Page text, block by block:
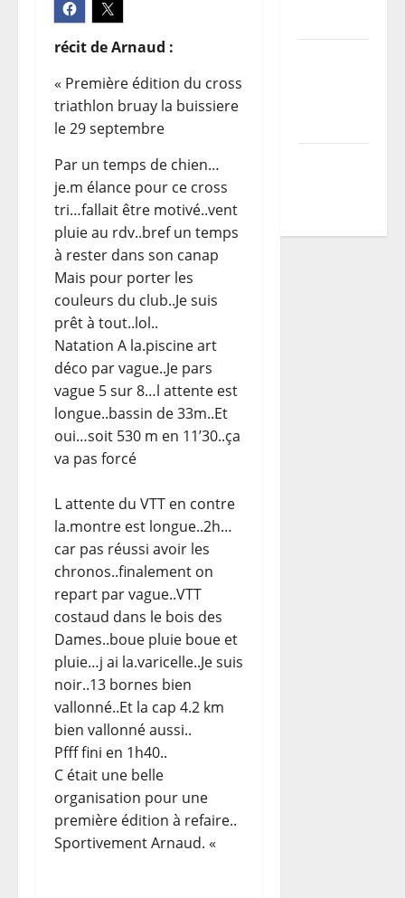
récit de Arnaud :
« Première édition du cross
triathlon bruay la buissiere
le 29 septembre
Par un temps de chien…
je.m élance pour ce cross
tri…fallait être motivé..vent
pluie au rdv..bref un temps
à rester dans son canap
Mais pour porter les
couleurs du club..Je suis
prêt à tout..lol..
Natation A la.piscine art
déco par vague..Je pars
vague 5 sur 8…l attente est
longue..bassin de 33m..Et
oui…soit 530 m en 11’30..ça
va pas forcé
L attente du VTT en contre
la.montre est longue..2h…
car pas réussi avoir les
chronos..finalement on
repart par vague..VTT
costaud dans le bois des
Dames..boue pluie boue et
pluie…j ai la.varicelle..Je suis
noir..13 bornes bien
vallonné..Et la cap 4.2 km
bien vallonné aussi..
Pfff fini en 1h40..
C était une belle
organisation pour une
première édition à refaire..
Sportivement Arnaud. «